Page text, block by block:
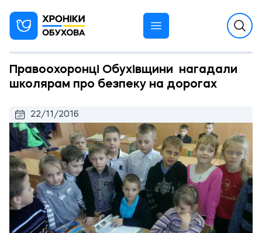
Правоохоронці Обухівщини нагадали
школярам про безпеку на дорогах
22/11/2016